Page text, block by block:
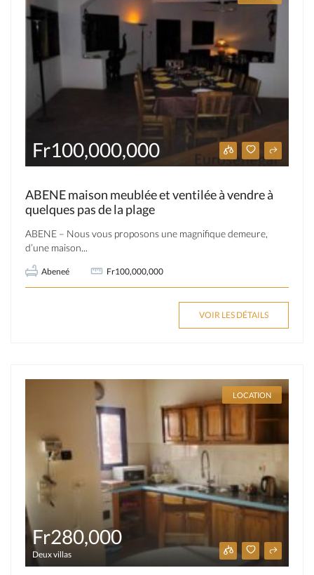
Fr100,000,000
ABENE maison meublée et ventilée à vendre à
quelques pas de la plage
ABENE – Nous vous proposons une magnifique demeure,
d’une maison...
Abeneé Fr100,000,000
VOIR LES DÉTAILS
LOCATION
Fr280,000
Deux villas